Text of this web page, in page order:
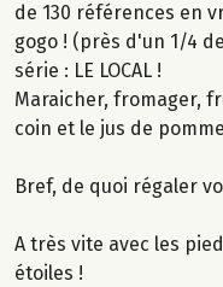
de 130 références en
gogo ! (près d'un 1/4
série : LE LOCAL !
Maraicher, fromager,
coin et le jus de
Bref, de quoi régaler
A très vite avec les
étoiles !